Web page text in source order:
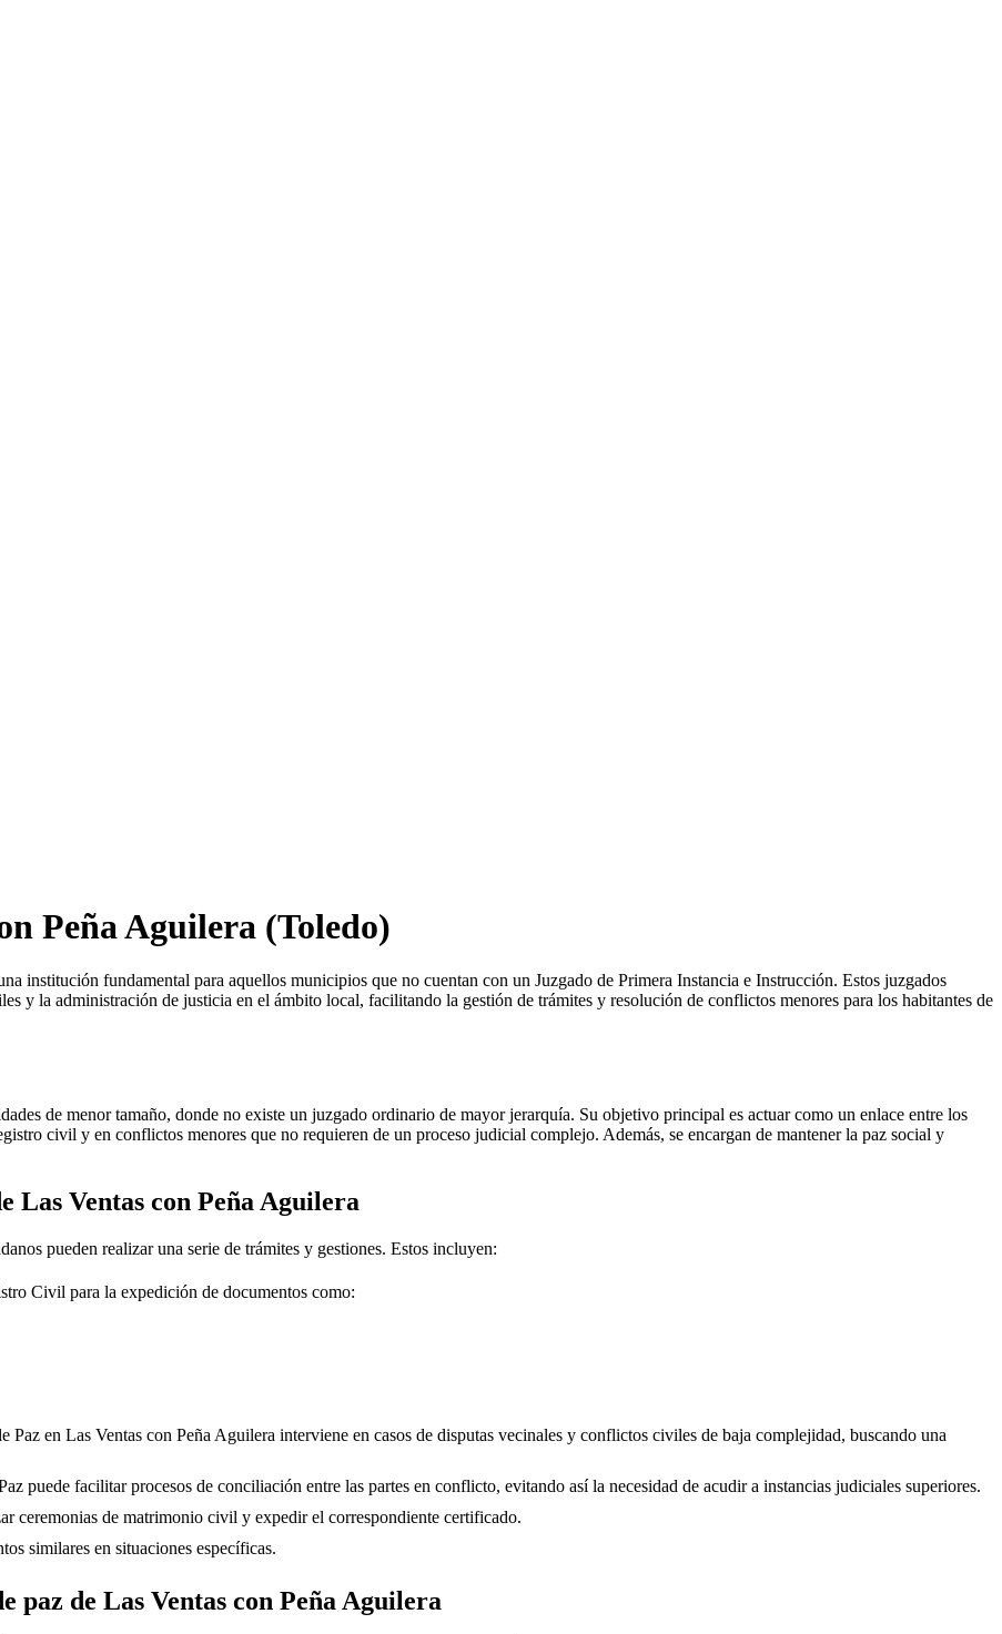
Peña Aguilera (Toledo)
institución fundamental para aquellos municipios que no cuentan con un Juzgado de Primera Instancia e Instrucción. Estos juzgados
y la administración de justicia en el ámbito local, facilitando la gestión de trámites y resolución de conflictos menores para los habitantes de
de menor tamaño, donde no existe un juzgado ordinario de mayor jerarquía. Su objetivo principal es actuar como un enlace entre los
civil y en conflictos menores que no requieren de un proceso judicial complejo. Además, se encargan de mantener la paz social y
Las Ventas con Peña Aguilera
pueden realizar una serie de trámites y gestiones. Estos incluyen:
Civil para la expedición de documentos como:
Paz en Las Ventas con Peña Aguilera interviene en casos de disputas vecinales y conflictos civiles de baja complejidad, buscando una
puede facilitar procesos de conciliación entre las partes en conflicto, evitando así la necesidad de acudir a instancias judiciales superiores.
ceremonias de matrimonio civil y expedir el correspondiente certificado.
similares en situaciones específicas.
paz de Las Ventas con Peña Aguilera